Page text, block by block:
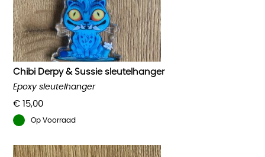
Chibi Derpy & Sussie sleutelhanger
€ 15,00
Epoxy sleutelhanger
Op Voorraad